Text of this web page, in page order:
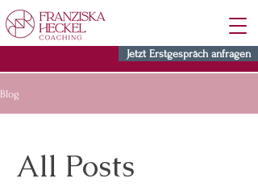
Jetzt Erstgespräch anfragen
Blog
All Posts